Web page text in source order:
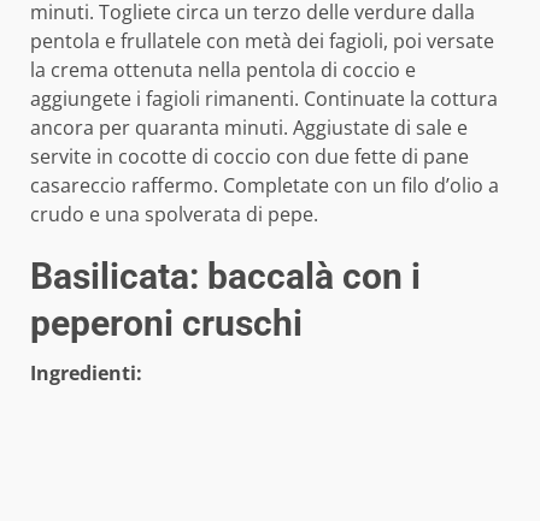
minuti. Togliete circa un terzo delle verdure dalla
pentola e frullatele con metà dei fagioli, poi versate
la crema ottenuta nella pentola di coccio e
aggiungete i fagioli rimanenti. Continuate la cottura
ancora per quaranta minuti. Aggiustate di sale e
servite in cocotte di coccio con due fette di pane
casareccio raffermo. Completate con un filo d’olio a
crudo e una spolverata di pepe.
Basilicata: baccalà con i
peperoni cruschi
Ingredienti: